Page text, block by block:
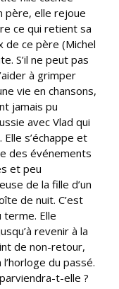
père, elle rejoue
ce qui retient sa
de ce père (Michel
S’il ne peut pas
à grimper
vie en chansons,
jamais pu
avec Vlad qui
s’échappe et
des événements
et peu
de la fille d’un
de nuit. C’est
terme. Elle
revenir à la
de non-retour,
du passé.
t-elle ?